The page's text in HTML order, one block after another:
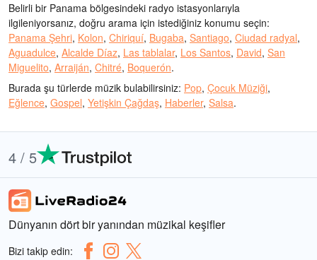
Belirli bir Panama bölgesindeki radyo istasyonlarıyla
ilgileniyorsanız, doğru arama için istediğiniz konumu seçin:
Panama Şehri, Kolon, Chiriquí, Bugaba, Santiago, Ciudad radyal,
Aguadulce, Alcalde Díaz, Las tablalar, Los Santos, David, San
Miguelito, Arraiján, Chitré, Boquerón.
Burada şu türlerde müzik bulabilirsiniz: Pop, Çocuk Müziği,
Eğlence, Gospel, Yetişkin Çağdaş, Haberler, Salsa.
4 / 5
Dünyanın dört bir yanından müzikal keşifler
Bizi takip edin: